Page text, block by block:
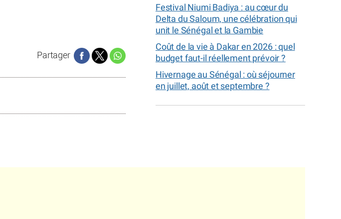
Partager
Festival Niumi Badiya : au cœur du
Delta du Saloum, une célébration qui
unit le Sénégal et la Gambie
Coût de la vie à Dakar en 2026 : quel
budget faut-il réellement prévoir ?
Hivernage au Sénégal : où séjourner
en juillet, août et septembre ?